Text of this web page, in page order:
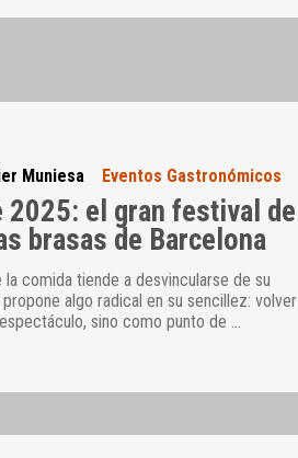
Muniesa Eventos Gastronómicos
2025: el gran festival de
brasas de Barcelona
la comida tiende a desvincularse de su
algo radical en su sencillez: volver
sino como punto de …